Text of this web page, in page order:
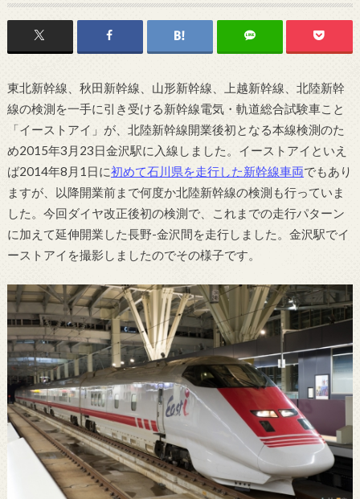
東北新幹線、秋田新幹線、山形新幹線、上越新幹線、北陸新幹
線の検測を一手に引き受ける新幹線電気・軌道総合試験車こと
「イーストアイ」が、北陸新幹線開業後初となる本線検測のた
め2015年3月23日金沢駅に入線しました。イーストアイといえ
ば2014年8月1日に初めて石川県を走行した新幹線車両でもあり
ますが、以降開業前まで何度か北陸新幹線の検測も行っていま
した。今回ダイヤ改正後初の検測で、これまでの走行パターン
に加えて延伸開業した長野-金沢間を走行しました。金沢駅でイ
ーストアイを撮影しましたのでその様子です。